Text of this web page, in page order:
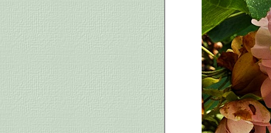
ว่านเพชรหึง, ว่านมหาบัวขาว,
ว่านนางตาม/ว่านจูงนาง
คคตัสเราก็พอมี แต่พวกนางชื่อ
บอนที่เรามี: ฮกหลง บอนดำ อิเหนา
ละอื่นๆที่เรามีแต่ไม่รู้ชื่อ
อากาศร้อน ไปชมดอกไม้คลายร้อน
กัน: ยี่หุบ เดหลี บัวน้ำ บัวสวรรค์